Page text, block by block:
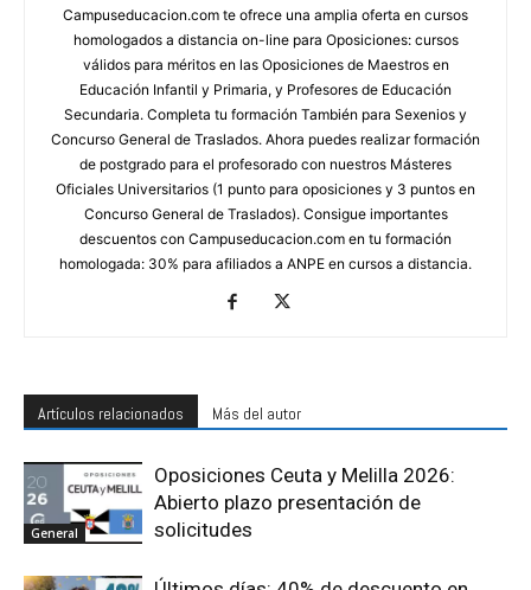
Campuseducacion.com te ofrece una amplia oferta en cursos
homologados a distancia on-line para Oposiciones: cursos
válidos para méritos en las Oposiciones de Maestros en
Educación Infantil y Primaria, y Profesores de Educación
Secundaria. Completa tu formación También para Sexenios y
Concurso General de Traslados. Ahora puedes realizar formación
de postgrado para el profesorado con nuestros Másteres
Oficiales Universitarios (1 punto para oposiciones y 3 puntos en
Concurso General de Traslados). Consigue importantes
descuentos con Campuseducacion.com en tu formación
homologada: 30% para afiliados a ANPE en cursos a distancia.
Artículos relacionados Más del autor
General
Oposiciones Ceuta y Melilla 2026:
Abierto plazo presentación de
solicitudes